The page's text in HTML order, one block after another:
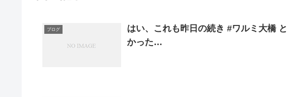
ブログ
はい、これも昨日の続き #ワルミ大橋
かった…